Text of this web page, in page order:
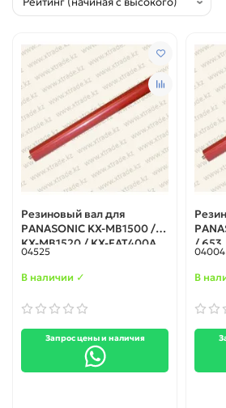
Резиновый вал для
PANASONIC KX-MB1500 /
KX-MB1520 / KX-FAT400A
04525
В наличии ✓
Запрос цены и наличия
/ 653
04004
В